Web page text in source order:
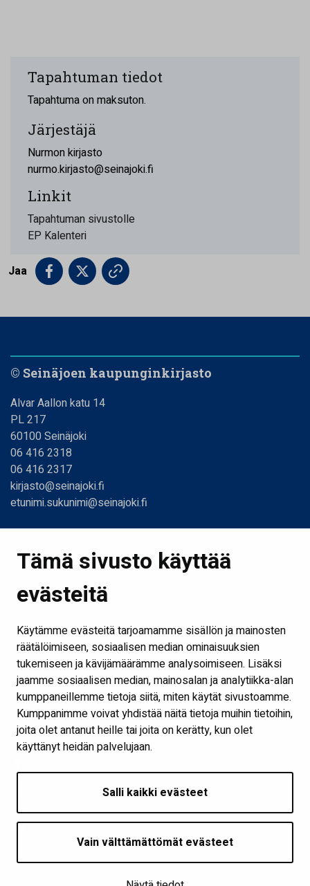
Tämä sivusto käyttää
evästeitä
Käytämme evästeitä tarjoamamme sisällön ja mainosten
räätälöimiseen, sosiaalisen median ominaisuuksien
tukemiseen ja kävijämäärämme analysoimiseen. Lisäksi
jaamme sosiaalisen median, mainosalan ja analytiikka-alan
kumppaneillemme tietoja siitä, miten käytät sivustoamme.
Kumppanimme voivat yhdistää näitä tietoja muihin tietoihin,
joita olet antanut heille tai joita on kerätty, kun olet
käyttänyt heidän palvelujaan.
Salli kaikki evästeet
Vain välttämättömät evästeet
Tapahtuman tiedot
Tapahtuma on maksuton.
Järjestäjä
Nurmon kirjasto
nurmo.kirjasto@seinajoki.fi
Linkit
Tapahtuman sivustolle
EP Kalenteri
Jaa
© Seinäjoen kaupunginkirjasto
Alvar Aallon katu 14
PL 217
60100 Seinäjoki
06 416 2318
06 416 2317
kirjasto@seinajoki.fi
etunimi.sukunimi@seinajoki.fi
Kirjastot ja aukioloajat
Ota yhteyttä
Verkkokirjasto
Kaikki kirjaston some-kanavat
Näytä evästeasetukseni
Seuraa meitä